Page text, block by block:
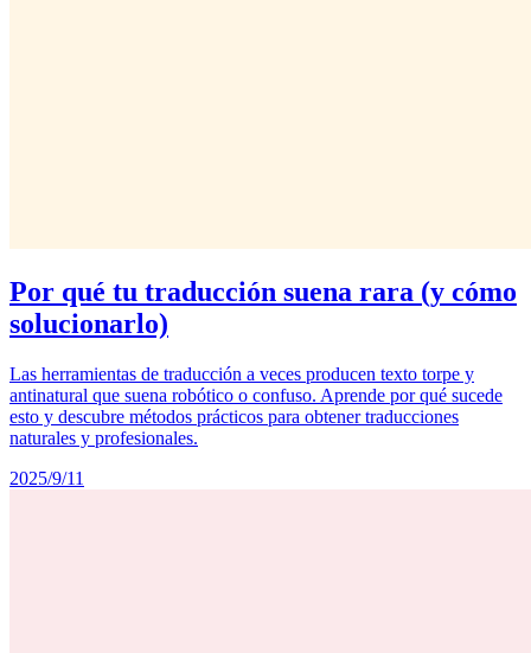
Por qué tu traducción suena rara (y cómo
solucionarlo)
Las herramientas de traducción a veces producen texto torpe y
antinatural que suena robótico o confuso. Aprende por qué sucede
esto y descubre métodos prácticos para obtener traducciones
naturales y profesionales.
2025/9/11